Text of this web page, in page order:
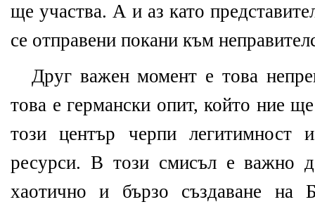
ще участва. А и аз като
се отправени покани към
Друг важен момент е това
това е германски опит, който ние
този център черпи легитимност
ресурси. В този смисъл е важно
хаотично и бързо създаване